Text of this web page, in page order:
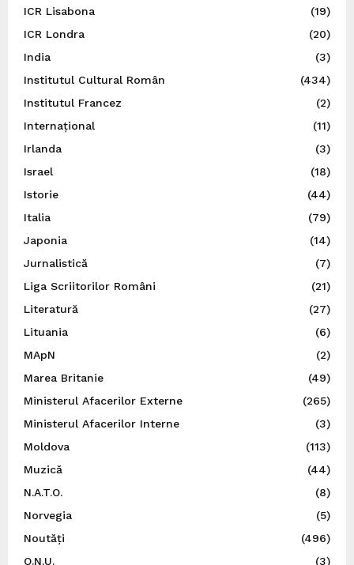
ICR Lisabona
(19)
ICR Londra
(20)
India
(3)
Institutul Cultural Român
(434)
Institutul Francez
(2)
Internațional
(11)
Irlanda
(3)
Israel
(18)
Istorie
(44)
Italia
(79)
Japonia
(14)
Jurnalistică
(7)
Liga Scriitorilor Români
(21)
Literatură
(27)
Lituania
(6)
MApN
(2)
Marea Britanie
(49)
Ministerul Afacerilor Externe
(265)
Ministerul Afacerilor Interne
(3)
Moldova
(113)
Muzică
(44)
N.A.T.O.
(8)
Norvegia
(5)
Noutăți
(496)
O.N.U.
(3)